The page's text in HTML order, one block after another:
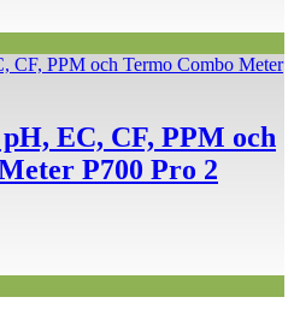
EC, CF, PPM och
P700 Pro 2